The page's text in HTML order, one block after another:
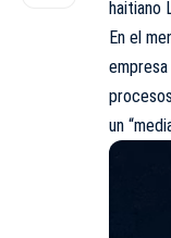
haitiano
En el
un